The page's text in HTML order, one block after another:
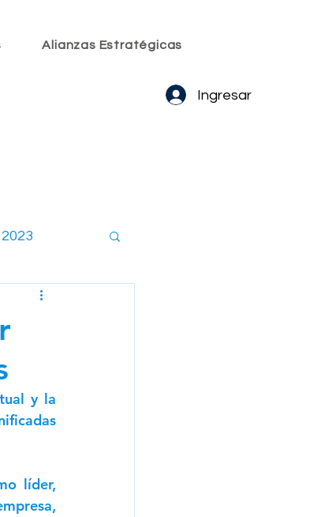
Ingresar
Alianzas Estratégicas
y la
líder,